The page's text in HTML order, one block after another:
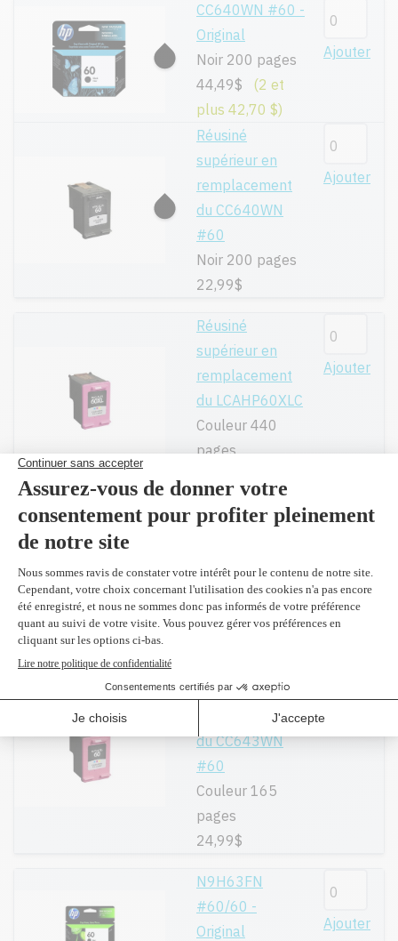
CC640WN #60 -
Original
Noir 200 pages
44,49$
(2 et
plus 42,70 $)
Ajouter
Réusiné
supérieur en
remplacement
du CC640WN
#60
Noir 200 pages
22,99$
Ajouter
Réusiné
supérieur en
remplacement
du LCAHP60XLC
Couleur 440
pages
Ajouter
CC643WN #60 -
Couleur 165
pages
53,99$ (2 et
supérieur en
remplacement
du CC643WN
#60
Couleur 165
pages
24,99$
N9H63FN
#60/60 -
Original
Ajouter